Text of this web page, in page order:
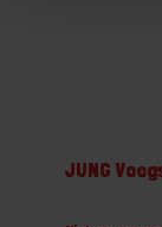
JUNG